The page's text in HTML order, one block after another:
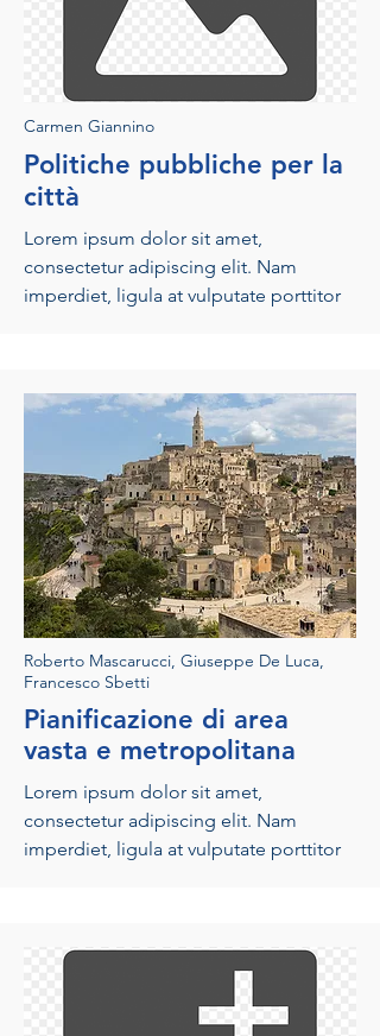
Carmen Giannino
Politiche pubbliche per la
città
Lorem ipsum dolor sit amet,
consectetur adipiscing elit. Nam
imperdiet, ligula at vulputate porttitor
Roberto Mascarucci, Giuseppe De Luca,
Francesco Sbetti
Pianificazione di area
vasta e metropolitana
Lorem ipsum dolor sit amet,
consectetur adipiscing elit. Nam
imperdiet, ligula at vulputate porttitor